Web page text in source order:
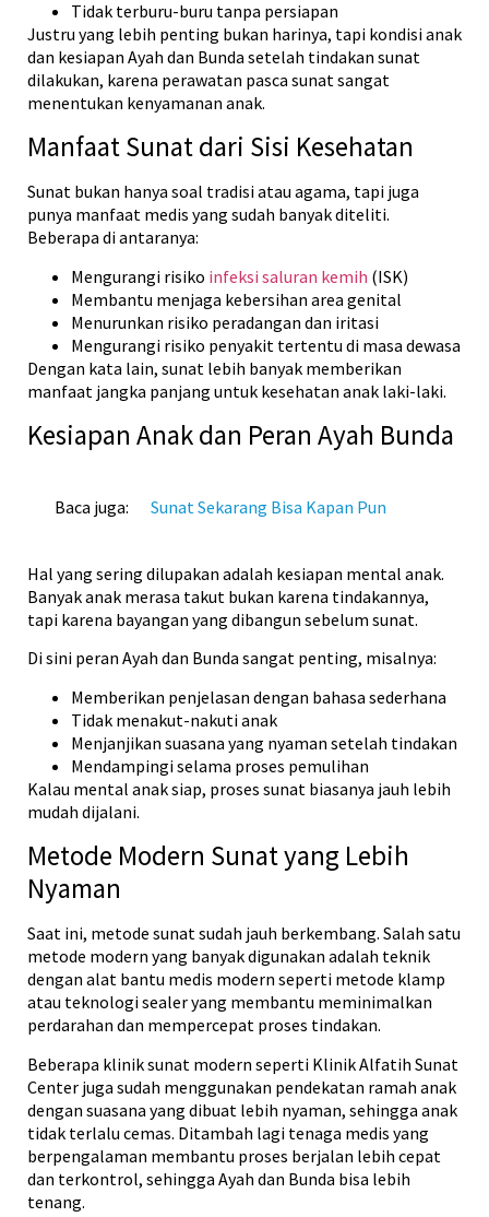
Tidak terburu-buru tanpa persiapan
Justru yang lebih penting bukan harinya, tapi kondisi anak
dan kesiapan Ayah dan Bunda setelah tindakan sunat
dilakukan, karena perawatan pasca sunat sangat
menentukan kenyamanan anak.
Manfaat Sunat dari Sisi Kesehatan
Sunat bukan hanya soal tradisi atau agama, tapi juga
punya manfaat medis yang sudah banyak diteliti.
Beberapa di antaranya:
Mengurangi risiko infeksi saluran kemih (ISK)
Membantu menjaga kebersihan area genital
Menurunkan risiko peradangan dan iritasi
Mengurangi risiko penyakit tertentu di masa dewasa
Dengan kata lain, sunat lebih banyak memberikan
manfaat jangka panjang untuk kesehatan anak laki-laki.
Kesiapan Anak dan Peran Ayah Bunda
Baca juga: Sunat Sekarang Bisa Kapan Pun
Hal yang sering dilupakan adalah kesiapan mental anak.
Banyak anak merasa takut bukan karena tindakannya,
tapi karena bayangan yang dibangun sebelum sunat.
Di sini peran Ayah dan Bunda sangat penting, misalnya:
Memberikan penjelasan dengan bahasa sederhana
Tidak menakut-nakuti anak
Menjanjikan suasana yang nyaman setelah tindakan
Mendampingi selama proses pemulihan
Kalau mental anak siap, proses sunat biasanya jauh lebih
mudah dijalani.
Metode Modern Sunat yang Lebih
Nyaman
Saat ini, metode sunat sudah jauh berkembang. Salah satu
metode modern yang banyak digunakan adalah teknik
dengan alat bantu medis modern seperti metode klamp
atau teknologi sealer yang membantu meminimalkan
perdarahan dan mempercepat proses tindakan.
Beberapa klinik sunat modern seperti Klinik Alfatih Sunat
Center juga sudah menggunakan pendekatan ramah anak
dengan suasana yang dibuat lebih nyaman, sehingga anak
tidak terlalu cemas. Ditambah lagi tenaga medis yang
berpengalaman membantu proses berjalan lebih cepat
dan terkontrol, sehingga Ayah dan Bunda bisa lebih
tenang.